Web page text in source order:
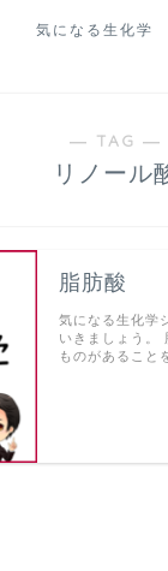
気になる生化学
― TAG ―
リノール
脂肪酸
気になる生化学
いきましょう。
ものがあること